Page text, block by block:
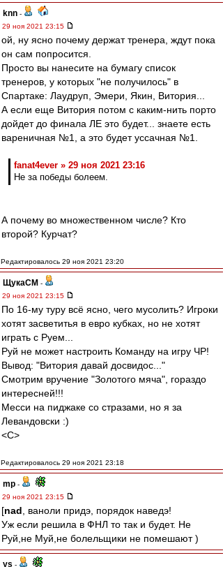
knn -
29 ноя 2021 23:15
ой, ну ясно почему держат тренера, ждут пока
он сам попросится.
Просто вы нанесите на бумагу список
тренеров, у которых "не получилось" в
Спартаке: Лаудруп, Эмери, Якин, Витория...
А если еще Витория потом с каким-нить порто
дойдет до финала ЛЕ это будет... знаете есть
вареничная №1, а это будет уссачная №1.
fanat4ever » 29 ноя 2021 23:16
Не за победы болеем.
А почему во множественном числе? Кто
второй? Курчат?
Редактировалось 29 ноя 2021 23:20
ЩукаСМ -
29 ноя 2021 23:15
По 16-му туру всё ясно, чего мусолить? Игроки
хотят засветитья в евро кубках, но не хотят
играть с Руем...
Руй не может настроить Команду на игру ЧР!
Вывод: "Витория давай досвидос..."
Смотрим вручение "Золотого мяча", гораздо
интересней!!!
Месси на пиджаке со стразами, но я за
Левандовски :)
<C>
Редактировалось 29 ноя 2021 23:18
mp -
29 ноя 2021 23:15
[nad , ваноли придэ, порядок наведэ!
Уж если решила в ФНЛ то так и будет. Не
Руй,не Муй,не болельщики не помешают )
ys -